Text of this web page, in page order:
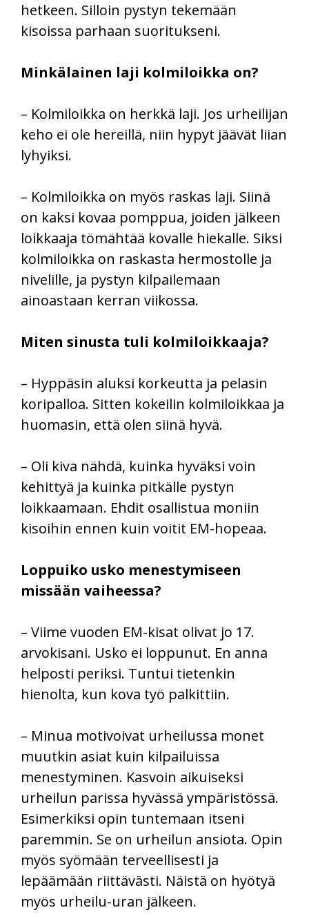
hetkeen. Silloin pystyn tekemään
kisoissa parhaan suoritukseni.
Minkälainen laji kolmiloikka on?
– Kolmiloikka on herkkä laji. Jos urheilijan
keho ei ole hereillä, niin hypyt jäävät liian
lyhyiksi.
– Kolmiloikka on myös raskas laji. Siinä
on kaksi kovaa pomppua, joiden jälkeen
loikkaaja tömähtää kovalle hiekalle. Siksi
kolmiloikka on raskasta hermostolle ja
nivelille, ja pystyn kilpailemaan
ainoastaan kerran viikossa.
Miten sinusta tuli kolmiloikkaaja?
– Hyppäsin aluksi korkeutta ja pelasin
koripalloa. Sitten kokeilin kolmiloikkaa ja
huomasin, että olen siinä hyvä.
– Oli kiva nähdä, kuinka hyväksi voin
kehittyä ja kuinka pitkälle pystyn
loikkaamaan. Ehdit osallistua moniin
kisoihin ennen kuin voitit EM-hopeaa.
Loppuiko usko menestymiseen
missään vaiheessa?
– Viime vuoden EM-kisat olivat jo 17.
arvokisani. Usko ei loppunut. En anna
helposti periksi. Tuntui tietenkin
hienolta, kun kova työ palkittiin.
– Minua motivoivat urheilussa monet
muutkin asiat kuin kilpailuissa
menestyminen. Kasvoin aikuiseksi
urheilun parissa hyvässä ympäristössä.
Esimerkiksi opin tuntemaan itseni
paremmin. Se on urheilun ansiota. Opin
myös syömään terveellisesti ja
lepäämään riittävästi. Näistä on hyötyä
myös urheilu-uran jälkeen.